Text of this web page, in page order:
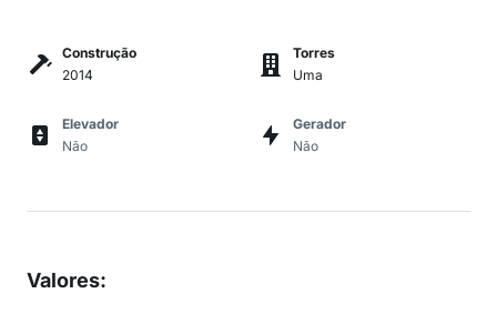
Construção
2014
Torres
Uma
Elevador
Não
Gerador
Não
Valores: